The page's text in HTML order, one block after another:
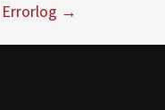
Errorlog →